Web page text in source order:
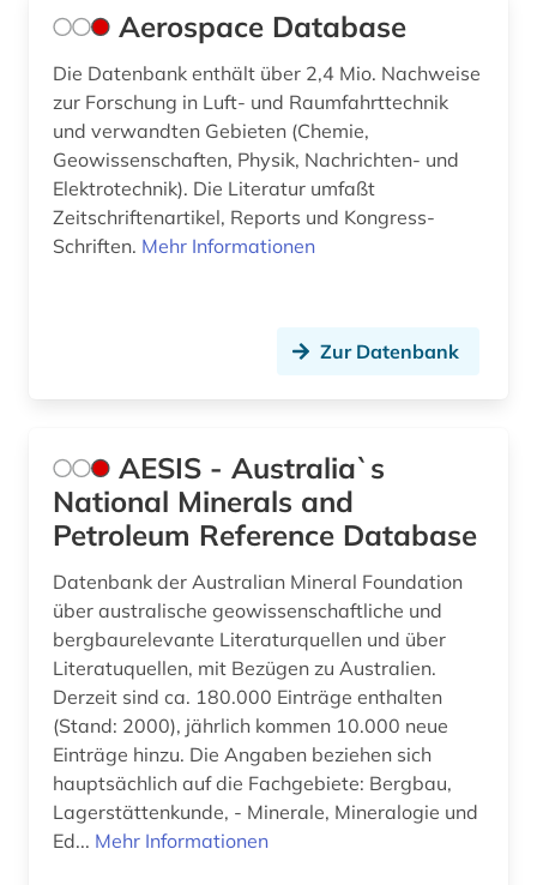
essay (2)
eth zürich (1)
europa (1)
europäische gemeinschaft (1)
europäische union (4)
fahrzeugbau (2)
fahrzeugtechnik (4)
fasern (1)
feinwerktechnik (2)
fertigung (2)
fertigungssteuerung (1)
fertigungstechnik (6)
Aerospace Database
Die Datenbank enthält über 2,4 Mio. Nachweise
zur Forschung in Luft- und Raumfahrttechnik
und verwandten Gebieten (Chemie,
Geowissenschaften, Physik, Nachrichten- und
Elektrotechnik). Die Literatur umfaßt
Zeitschriftenartikel, Reports und Kongress-
Schriften. Mehr Informationen
Zur Datenbank
AESIS - Australia`s
National Minerals and
Petroleum Reference Database
Datenbank der Australian Mineral Foundation
über australische geowissenschaftliche und
bergbaurelevante Literaturquellen und über
Literatuquellen, mit Bezügen zu Australien.
Derzeit sind ca. 180.000 Einträge enthalten
(Stand: 2000), jährlich kommen 10.000 neue
Einträge hinzu. Die Angaben beziehen sich
hauptsächlich auf die Fachgebiete: Bergbau,
Lagerstättenkunde, - Minerale, Mineralogie und
Ed... Mehr Informationen